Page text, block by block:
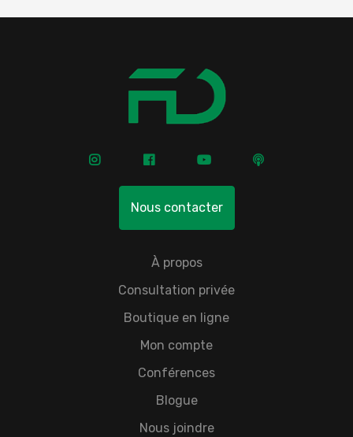
Nous contacter
À propos
Consultation privée
Boutique en ligne
Mon compte
Conférences
Blogue
Nous joindre